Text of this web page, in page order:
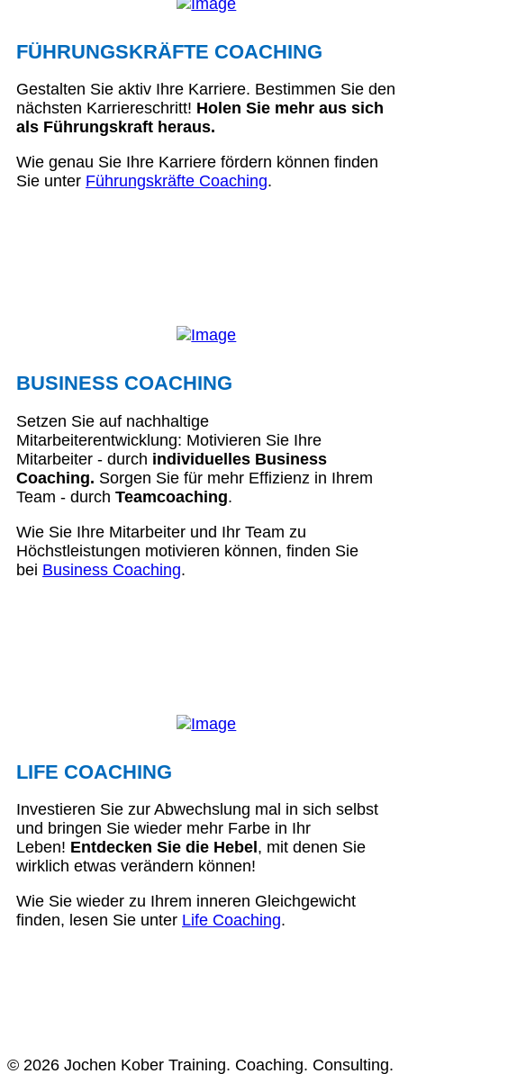
FÜHRUNGSKRÄFTE COACHING
Gestalten Sie aktiv Ihre Karriere. Bestimmen Sie den
nächsten Karriereschritt! Holen Sie mehr aus sich
als Führungskraft heraus.
Wie genau Sie Ihre Karriere fördern können finden
Sie unter Führungskräfte Coaching.
BUSINESS COACHING
Setzen Sie auf nachhaltige
Mitarbeiterentwicklung: Motivieren Sie Ihre
Mitarbeiter - durch individuelles Business
Coaching. Sorgen Sie für mehr Effizienz in Ihrem
Team - durch Teamcoaching.
Wie Sie Ihre Mitarbeiter und Ihr Team zu
Höchstleistungen motivieren können, finden Sie
bei Business Coaching.
LIFE COACHING
Investieren Sie zur Abwechslung mal in sich selbst
und bringen Sie wieder mehr Farbe in Ihr
Leben! Entdecken Sie die Hebel, mit denen Sie
wirklich etwas verändern können!
Wie Sie wieder zu Ihrem inneren Gleichgewicht
finden, lesen Sie unter Life Coaching.
© 2026 Jochen Kober Training. Coaching. Consulting.